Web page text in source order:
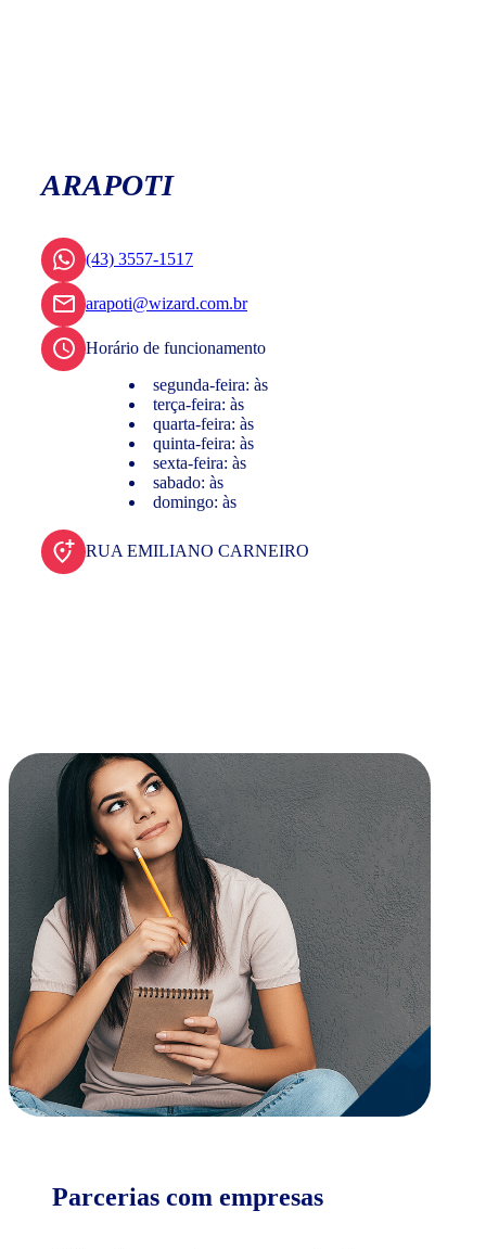
ARAPOTI
(43) 3557-1517
arapoti@wizard.com.br
Horário de funcionamento
segunda-feira: às
terça-feira: às
quarta-feira: às
quinta-feira: às
sexta-feira: às
sabado: às
domingo: às
RUA EMILIANO CARNEIRO
Parcerias com empresas